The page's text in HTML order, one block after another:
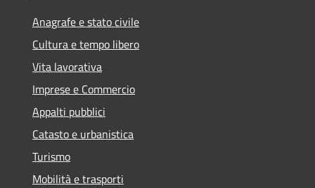
Anagrafe e stato civile
Cultura e tempo libero
Vita lavorativa
Imprese e Commercio
Appalti pubblici
Catasto e urbanistica
Turismo
Mobilità e trasporti